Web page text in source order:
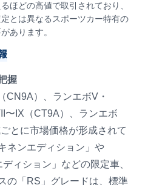
ほどの高値で取引されており、
とは異なるスポーツカー特有の
あります。
握
CN9A）、ランエボV・
〜IX（CT9A）、ランエボ
とに市場価格が形成されて
ネンエディション」や
ィション」などの限定車、
の「RS」グレードは、標準